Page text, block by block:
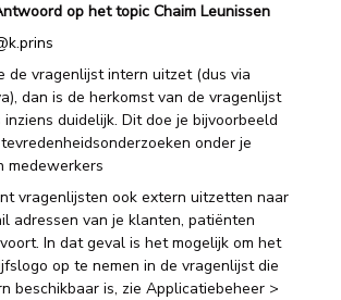
op het topic Chaim Leunissen
de vragenlijst intern uitzet (dus via
dan is de herkomst van de vragenlijst
inziens duidelijk. Dit doe je bijvoorbeeld
onder je
medewerkers
vragenlijsten ook extern uitzetten naar
adressen van je klanten, patiënten
In dat geval is het mogelijk om het
op te nemen in de vragenlijst die
beschikbaar is, zie Applicatiebeheer >